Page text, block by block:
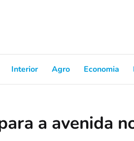
Interior Agro Economia
a avenida